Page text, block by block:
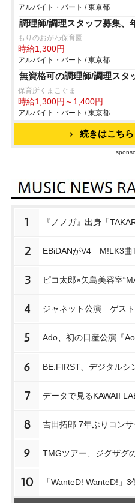
アルバイト・パート / 東京都
調理師/調理スタッフ募集、
もりのおがわ保育園
時給1,300円
アルバイト・パート / 東京都
無資格可の調理師/調理スタ
保育所くまこぐま
時給1,300円～1,400円
アルバイト・パート / 東京都
続きはこちら
1
2 EBiDANがV4 M!LK3曲
3 ピコ太郎×矢島美容室
4 ジャネット公演 ゲス
5 Ado、初の日産公演『
6 BE:FIRST、デジタルシ
7 データで見るKAWAII
8 吉田拓郎 7年ぶりコン
9 TMGツアー、ジグザグ
10 「WanteD! WanteD!」